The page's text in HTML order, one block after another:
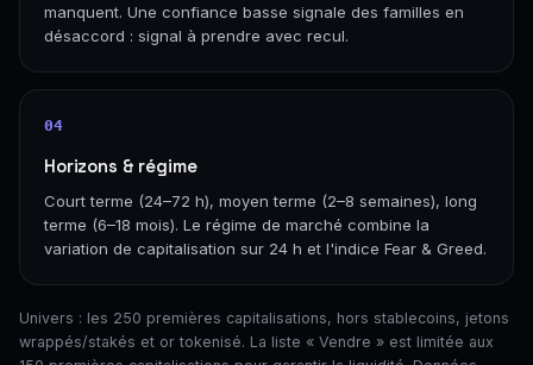
manquent. Une confiance basse signale des familles en
désaccord : signal à prendre avec recul.
04
Horizons & régime
Court terme (24–72 h), moyen terme (2–8 semaines), long
terme (6–18 mois). Le régime de marché combine la
variation de capitalisation sur 24 h et l'indice Fear & Greed.
Univers : les 250 premières capitalisations, hors stablecoins, jetons
wrappés/stakés et or tokenisé. La liste « Vendre » est limitée aux